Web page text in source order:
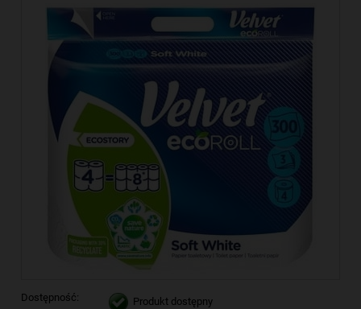
Dostępność:
Produkt dostępny